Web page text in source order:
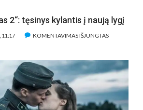
2“: tęsinys kylantis į naują lygį
11:17 KOMENTAVIMAS IŠJUNGTASĮRAŠE
TĘSINYS
KYLANTIS
NAUJĄ